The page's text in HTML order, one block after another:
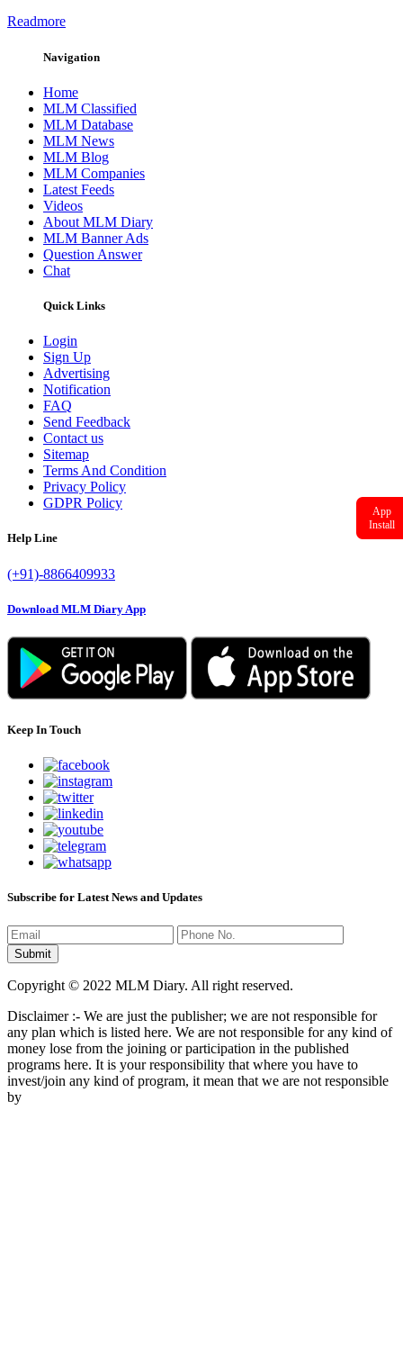
Readmore
Navigation
Home
MLM Classified
MLM Database
MLM News
MLM Blog
MLM Companies
Latest Feeds
Videos
About MLM Diary
MLM Banner Ads
Question Answer
Chat
Quick Links
Login
Sign Up
Advertising
Notification
FAQ
Send Feedback
Contact us
Sitemap
Terms And Condition
Privacy Policy
GDPR Policy
Help Line
(+91)-8866409933
Download MLM Diary App
Keep In Touch
Subscribe for Latest News and Updates
Copyright © 2022 MLM Diary. All right reserved.
Disclaimer :- We are just the publisher; we are not responsible for
any plan which is listed here. We are not responsible for any kind of
money lose from the joining or participation in the published
programs here. It is your responsibility that where you have to
invest/join any kind of program, it mean that we are not responsible
by
App
Install